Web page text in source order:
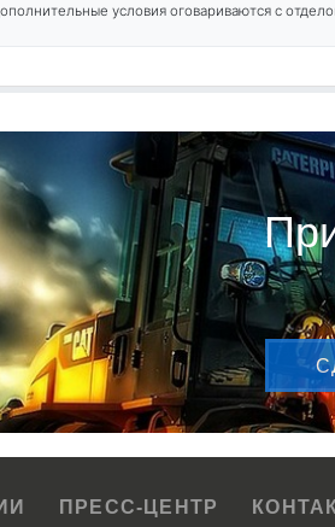
условия оговариваются с
ПРЕСС-ЦЕНТР